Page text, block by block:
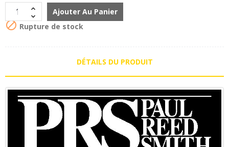
Ajouter Au Panier
 Rupture de stock
DÉTAILS DU PRODUIT